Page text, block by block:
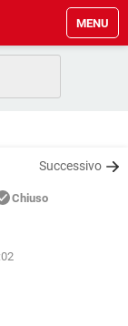
MENU
Successivo
Chiuso